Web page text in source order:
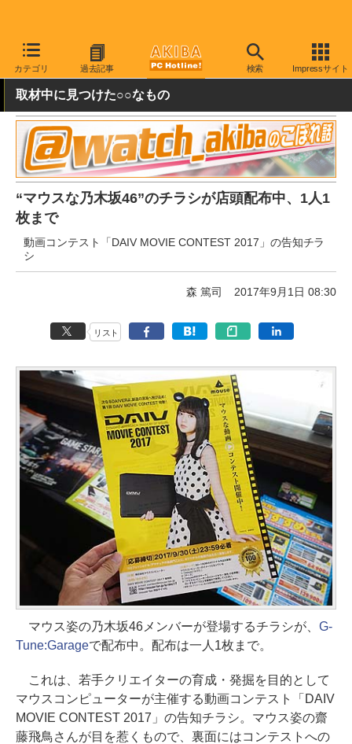
カテゴリ 過去記事 検索 Impressサイト
AKIBA PC Hotline! 秋葉原情報 キャンペーン情報 配布物
取材中に見つけた○○なもの
“マウスな乃木坂46”のチラシが店頭配布中、1人1
枚まで
動画コンテスト「DAIV MOVIE CONTEST 2017」の告知チラ
シ
森 篤司 2017年9月1日 08:30
リスト
マウス姿の乃木坂46メンバーが登場するチラシが、 G-
Tune:Garageで配布中。配布は一人1枚まで。
これは、若手クリエイターの育成・発掘を目的として
マウスコンピューターが主催する動画コンテスト「DAIV
MOVIE CONTEST 2017」の告知チラシ。マウス姿の齋
藤飛鳥さんが目を惹くもので、裏面にはコンテストへの